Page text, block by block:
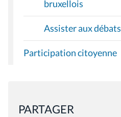
bruxellois
Assister aux débats
Participation citoyenne
PARTAGER